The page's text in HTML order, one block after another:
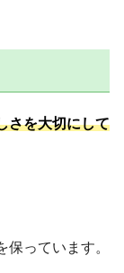
さを大切にして
っています。